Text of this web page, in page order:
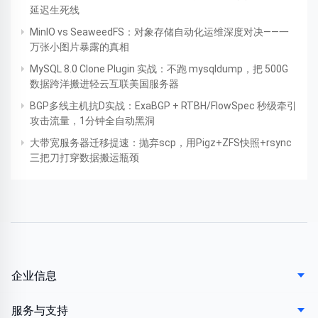
延迟生死线
MinIO vs SeaweedFS：对象存储自动化运维深度对决——一
万张小图片暴露的真相
MySQL 8.0 Clone Plugin 实战：不跑 mysqldump，把 500G
数据跨洋搬进轻云互联美国服务器
BGP多线主机抗D实战：ExaBGP + RTBH/FlowSpec 秒级牵引
攻击流量，1分钟全自动黑洞
大带宽服务器迁移提速：抛弃scp，用Pigz+ZFS快照+rsync
三把刀打穿数据搬运瓶颈
企业信息
服务与支持